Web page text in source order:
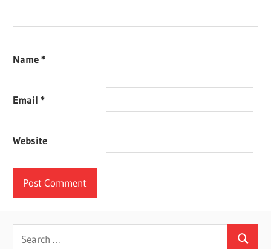
Name*
Email*
Website